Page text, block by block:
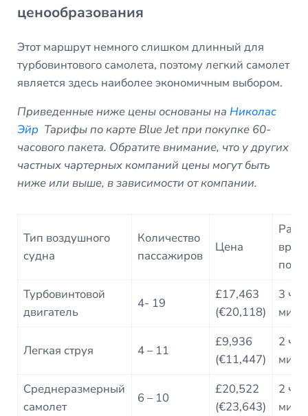
ценообразования
Этот маршрут немного слишком длинный для
турбовинтового самолета, поэтому легкий самолет
является здесь наиболее экономичным выбором.
Приведенные ниже цены основаны на Николас
Эйр Тарифы по карте Blue Jet при покупке 60-
часового пакета. Обратите внимание, что у других
частных чартерных компаний цены могут быть
ниже или выше, в зависимости от компании.
Тип воздушного
судна
Количество
пассажиров
Цена
Турбовинтовой
двигатель
4- 19
£17,463
(€20,118)
3 ч
мин
Легкая струя 4 – 11
£9,936
(€11,447)
2 ч
мин
Среднеразмерный
самолет
6 – 10
£20,522
(€23,643)
2 ч
мин